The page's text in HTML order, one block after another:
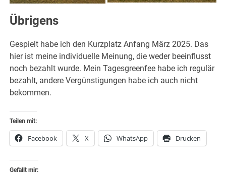
Übrigens
Gespielt habe ich den Kurzplatz Anfang März 2025. Das
hier ist meine individuelle Meinung, die weder beeinflusst
noch bezahlt wurde. Mein Tagesgreenfee habe ich regulär
bezahlt, andere Vergünstigungen habe ich auch nicht
bekommen.
Teilen mit:
Facebook X WhatsApp Drucken
Gefällt mir: